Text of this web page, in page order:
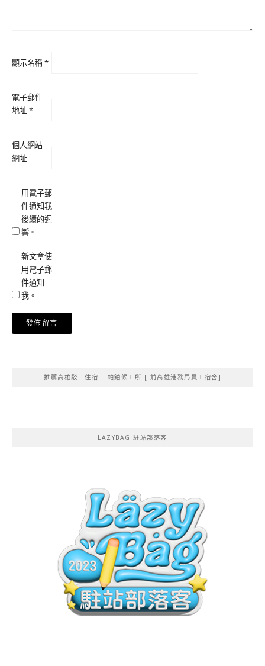
顯示名稱*
電子郵件
地址*
個人網站
網址
用電子郵
件通知我
後續的迴
響。
新文章使
用電子郵
件通知
我。
推薦高雄駁二住宿 – 帕鉑候工所 [ 前高雄港務局員工宿舍]
LAZYBAG 駐站部落客